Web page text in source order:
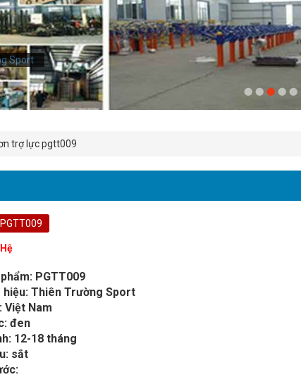
Sport
trợ lực pgtt009
PGTT009
hiệu: Thiên Trường Sport
Việt Nam
đen
12-18 tháng
sắt